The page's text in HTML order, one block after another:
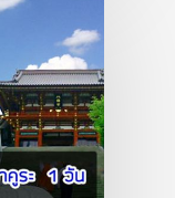
ทาง
ก